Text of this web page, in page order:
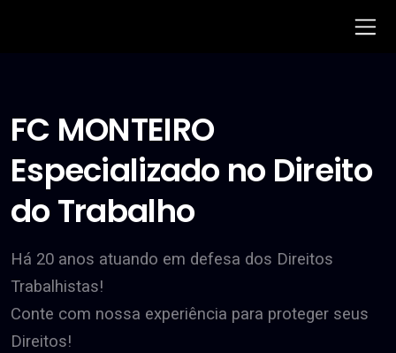
FC MONTEIRO
Especializado no Direito
do Trabalho
Há 20 anos atuando em defesa dos Direitos
Trabalhistas!
Conte com nossa experiência para proteger seus
Direitos!